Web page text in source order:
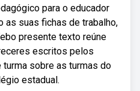
para o educador
as suas fichas de trabalho,
presente texto reúne
escritos pelos
sobre as turmas do
estadual.